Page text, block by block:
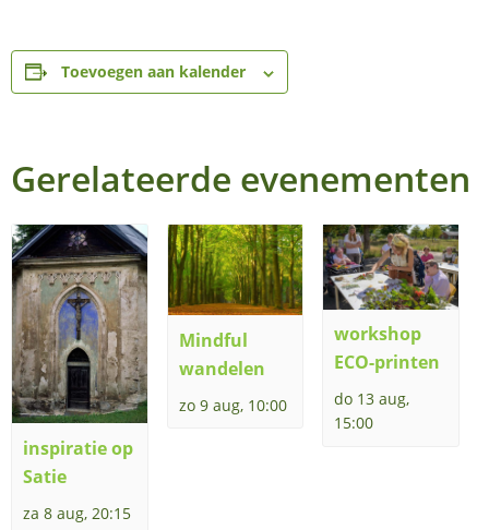
Toevoegen aan kalender
Gerelateerde evenementen
inspiratie op
Satie
za 8 aug, 20:15
Mindful
wandelen
zo 9 aug, 10:00
workshop
ECO-printen
do 13 aug,
15:00